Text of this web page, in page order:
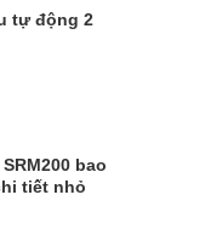
tự động 2
bao
tiết nhỏ